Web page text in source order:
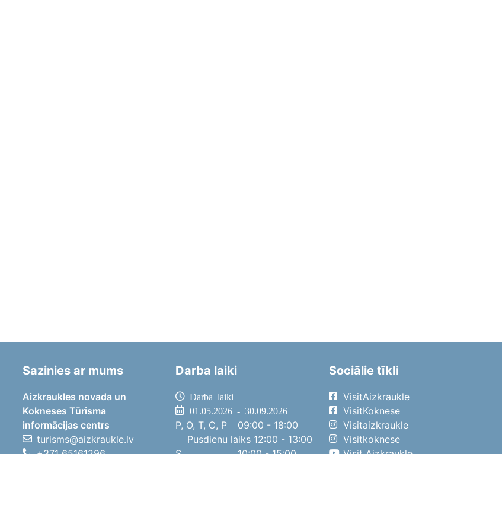
Sazinies ar mums
Aizkraukles novada un
Kokneses Tūrisma
informācijas centrs
turisms@aizkraukle.lv
+371 65161296
Darba laiki
Darba laiki
01.05.2026 - 30.09.2026
P, O, T, C, P
09:00 - 18:00
Pusdienu laiks 12:00 - 13:00
S
10:00 - 15:00
Sociālie tīkli
VisitAizkraukle
VisitKoknese
Visitaizkraukle
Visitkoknese
Visit Aizkraukle